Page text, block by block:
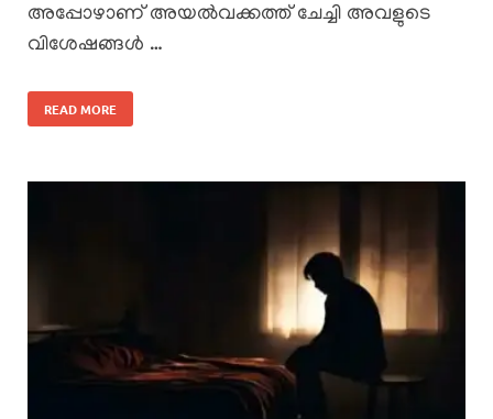
അപ്പോഴാണ് അയൽവക്കത്ത് ചേച്ചി അവളുടെ
വിശേഷങ്ങൾ …
READ MORE